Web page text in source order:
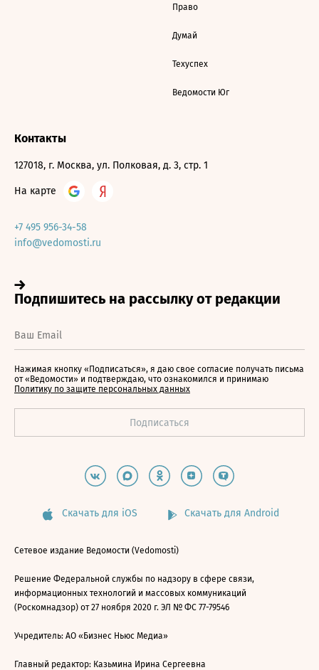
Право
Думай
Техуспех
Ведомости Юг
Контакты
127018, г. Москва, ул. Полковая, д. 3, стр. 1
На карте
+7 495 956-34-58
info@vedomosti.ru
Нажимая кнопку «Подписаться», я даю свое согласие получать письма
от «Ведомости» и подтверждаю, что ознакомился и принимаю
Политику по защите персональных данных
Скачать для iOS Скачать для Android
Сетевое издание Ведомости (Vedomosti)
Решение Федеральной службы по надзору в сфере связи,
информационных технологий и массовых коммуникаций
(Роскомнадзор) от 27 ноября 2020 г. ЭЛ № ФС 77-79546
Учредитель: АО «Бизнес Ньюс Медиа»
Главный редактор: Казьмина Ирина Сергеевна